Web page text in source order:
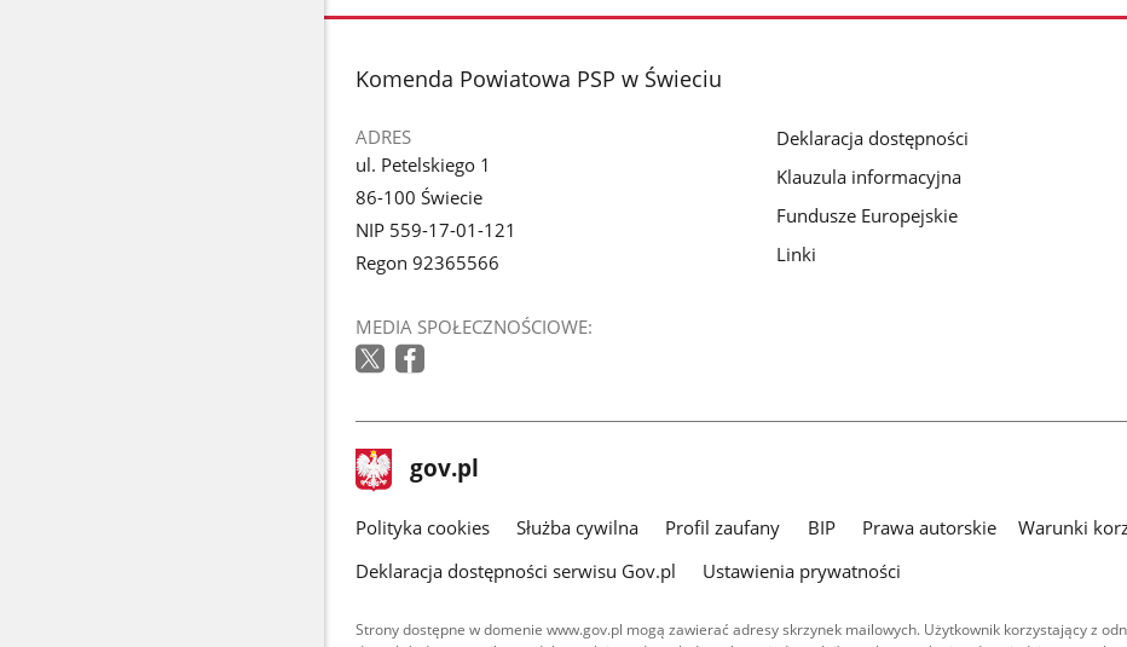
stopka
Komenda Powiatowa PSP w Świeciu
ADRES
ul. Petelskiego 1
86-100 Świecie
NIP 559-17-01-121
Regon 92365566
MEDIA SPOŁECZNOŚCIOWE:
Deklaracja dostępności
Klauzula informacyjna
Fundusze Europejskie
Linki
stopka
gov.pl Strona
gov.pl
gov.pl
Polityka cookies Służba cywilna Profil zaufany BIP Prawa autorskie Warunki
Deklaracja dostępności serwisu Gov.pl
Ustawienia prywatności
Strony dostępne w domenie www.gov.pl mogą zawierać adresy skrzynek mailowych. Użytkownik korzystający z